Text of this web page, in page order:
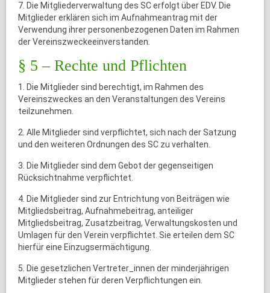
7. Die Mitgliederverwaltung des SC erfolgt über EDV. Die
Mitglieder erklären sich im Aufnahmeantrag mit der
Verwendung ihrer personenbezogenen Daten im Rahmen
der Vereinszweckeeinverstanden.
§ 5 – Rechte und Pflichten
1. Die Mitglieder sind berechtigt, im Rahmen des
Vereinszweckes an den Veranstaltungen des Vereins
teilzunehmen.
2. Alle Mitglieder sind verpflichtet, sich nach der Satzung
und den weiteren Ordnungen des SC zu verhalten.
3. Die Mitglieder sind dem Gebot der gegenseitigen
Rücksichtnahme verpflichtet.
4. Die Mitglieder sind zur Entrichtung von Beiträgen wie
Mitgliedsbeitrag, Aufnahmebeitrag, anteiliger
Mitgliedsbeitrag, Zusatzbeitrag, Verwaltungskosten und
Umlagen für den Verein verpflichtet. Sie erteilen dem SC
hierfür eine Einzugsermächtigung.
5. Die gesetzlichen Vertreter_innen der minderjährigen
Mitglieder stehen für deren Verpflichtungen ein.